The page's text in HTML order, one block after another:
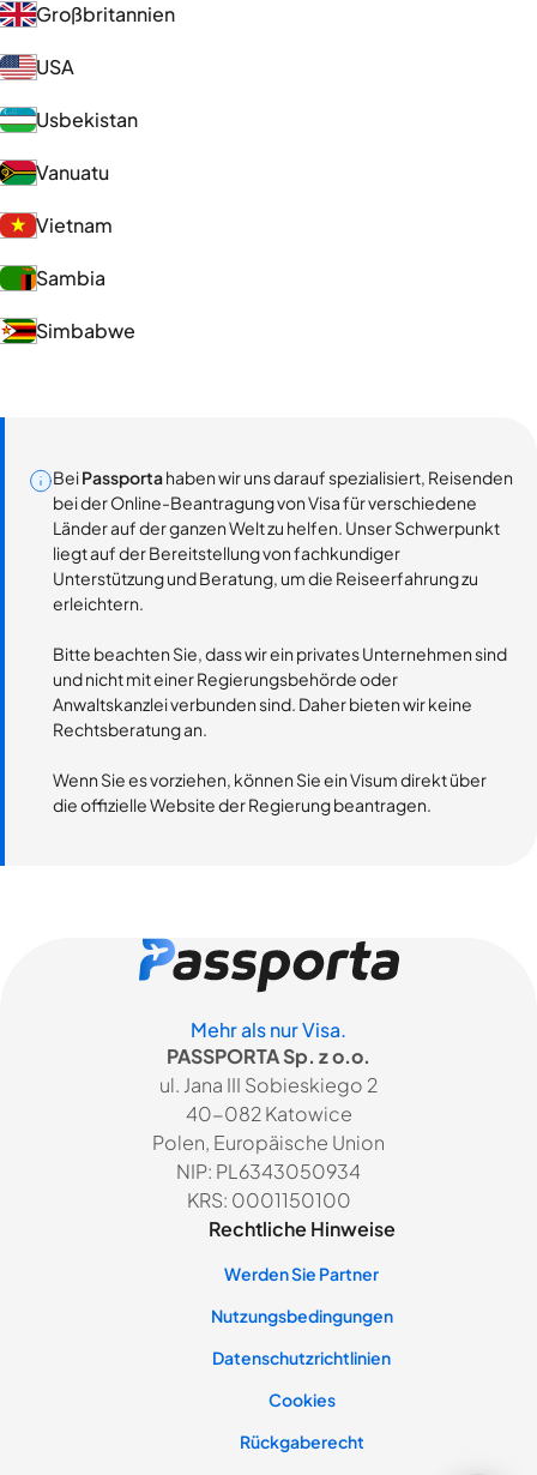
Großbritannien
USA
Usbekistan
Vanuatu
Vietnam
Sambia
Simbabwe
BeiPassportahaben wir uns darauf spezialisiert, Reisenden
bei der Online-Beantragung von Visa für verschiedene
Länder auf der ganzen Welt zu helfen. Unser Schwerpunkt
liegt auf der Bereitstellung von fachkundiger
Unterstützung und Beratung, um die Reiseerfahrung zu
erleichtern.
Bitte beachten Sie, dass wir ein privates Unternehmen sind
und nicht mit einer Regierungsbehörde oder
Anwaltskanzlei verbunden sind. Daher bieten wir keine
Rechtsberatung an.
Wenn Sie es vorziehen, können Sie ein Visum direkt über
die offizielle Website der Regierung beantragen.
Mehr als nur Visa.
PASSPORTA Sp. z o.o.
ul. Jana III Sobieskiego 2
40-082 Katowice
Polen, Europäische Union
NIP: PL6343050934
KRS: 0001150100
Rechtliche Hinweise
Werden Sie Partner
Nutzungsbedingungen
Datenschutzrichtlinien
Cookies
Rückgaberecht